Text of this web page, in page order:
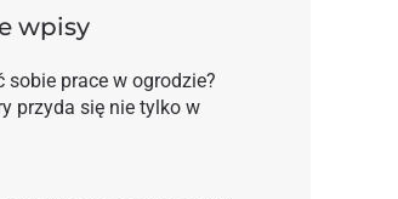
wpisy
sobie prace w ogrodzie?
przyda się nie tylko w